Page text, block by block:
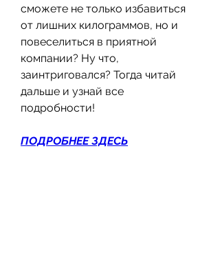
сможете не только избавиться
от лишних килограммов, но и
повеселиться в приятной
компании? Ну что,
заинтриговался? Тогда читай
дальше и узнай все
подробности!
ПОДРОБНЕЕ ЗДЕСЬ